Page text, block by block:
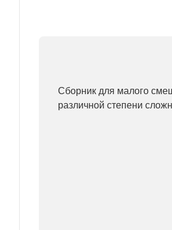
Сборник для малого
различной степени